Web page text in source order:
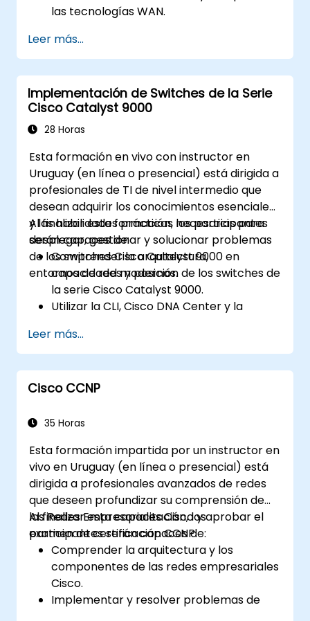
las tecnologías WAN.
Listas de Control de Acceso (ACL), VPN y
otros protocolos de seguridad para
prevenir accesos no autorizados y
amenazas.
Prepararse para el examen de
certificación CCNA de Enrutamiento y
Leer más...
Implementación de Switches de la Serie
Cisco Catalyst 9000
28 Horas
Esta formación en vivo con instructor en
Uruguay (en línea o presencial) está dirigida a
profesionales de TI de nivel intermedio que
desean adquirir los conocimientos esenciales
y las habilidades prácticas necesarias para
desplegar, gestionar y solucionar problemas
de los switches Cisco Catalyst 9000 en
entornos de red modernos.
Al finalizar esta formación, los participantes
serán capaces de:
Comprender la arquitectura,
capacidades y posición de los switches de
la serie Cisco Catalyst 9000.
Utilizar la CLI, Cisco DNA Center y la
la gestión.
Aprovechar las características de
seguridad, integración en la nube y
herramientas de automatización.
entornos de red.
aprovisionamiento, gestión y
automatización de dispositivos.
Leer más...
Cisco CCNP
35 Horas
Esta formación impartida por un instructor en
vivo en Uruguay (en línea o presencial) está
dirigida a profesionales avanzados de redes
que deseen profundizar su comprensión de
las Redes Empresariales Cisco y aprobar el
examen de certificación CCNP.
Al finalizar esta capacitación, los
participantes serán capaces de:
Comprender la arquitectura y los
componentes de las redes empresariales
Cisco.
Implementar y resolver problemas de